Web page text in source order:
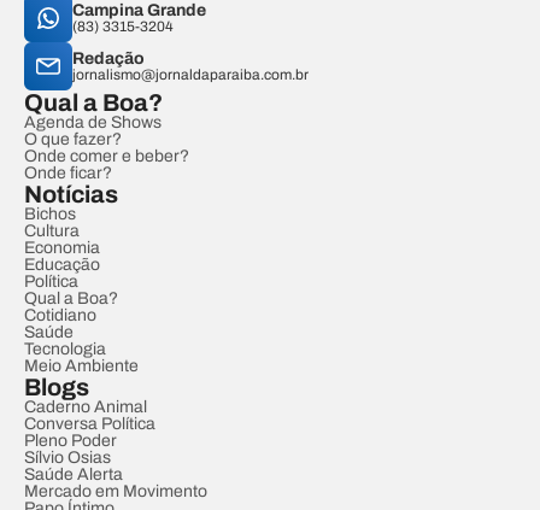
Campina Grande
(83) 3315-3204
Redação
jornalismo@jornaldaparaiba.com.br
Qual a Boa?
Agenda de Shows
O que fazer?
Onde comer e beber?
Onde ficar?
Notícias
Bichos
Cultura
Economia
Educação
Política
Qual a Boa?
Cotidiano
Saúde
Tecnologia
Meio Ambiente
Blogs
Caderno Animal
Conversa Política
Pleno Poder
Sílvio Osias
Saúde Alerta
Mercado em Movimento